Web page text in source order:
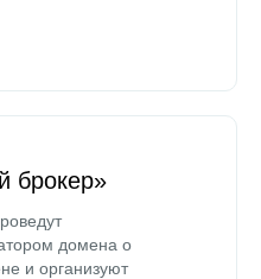
брокер»
домена о
и организуют